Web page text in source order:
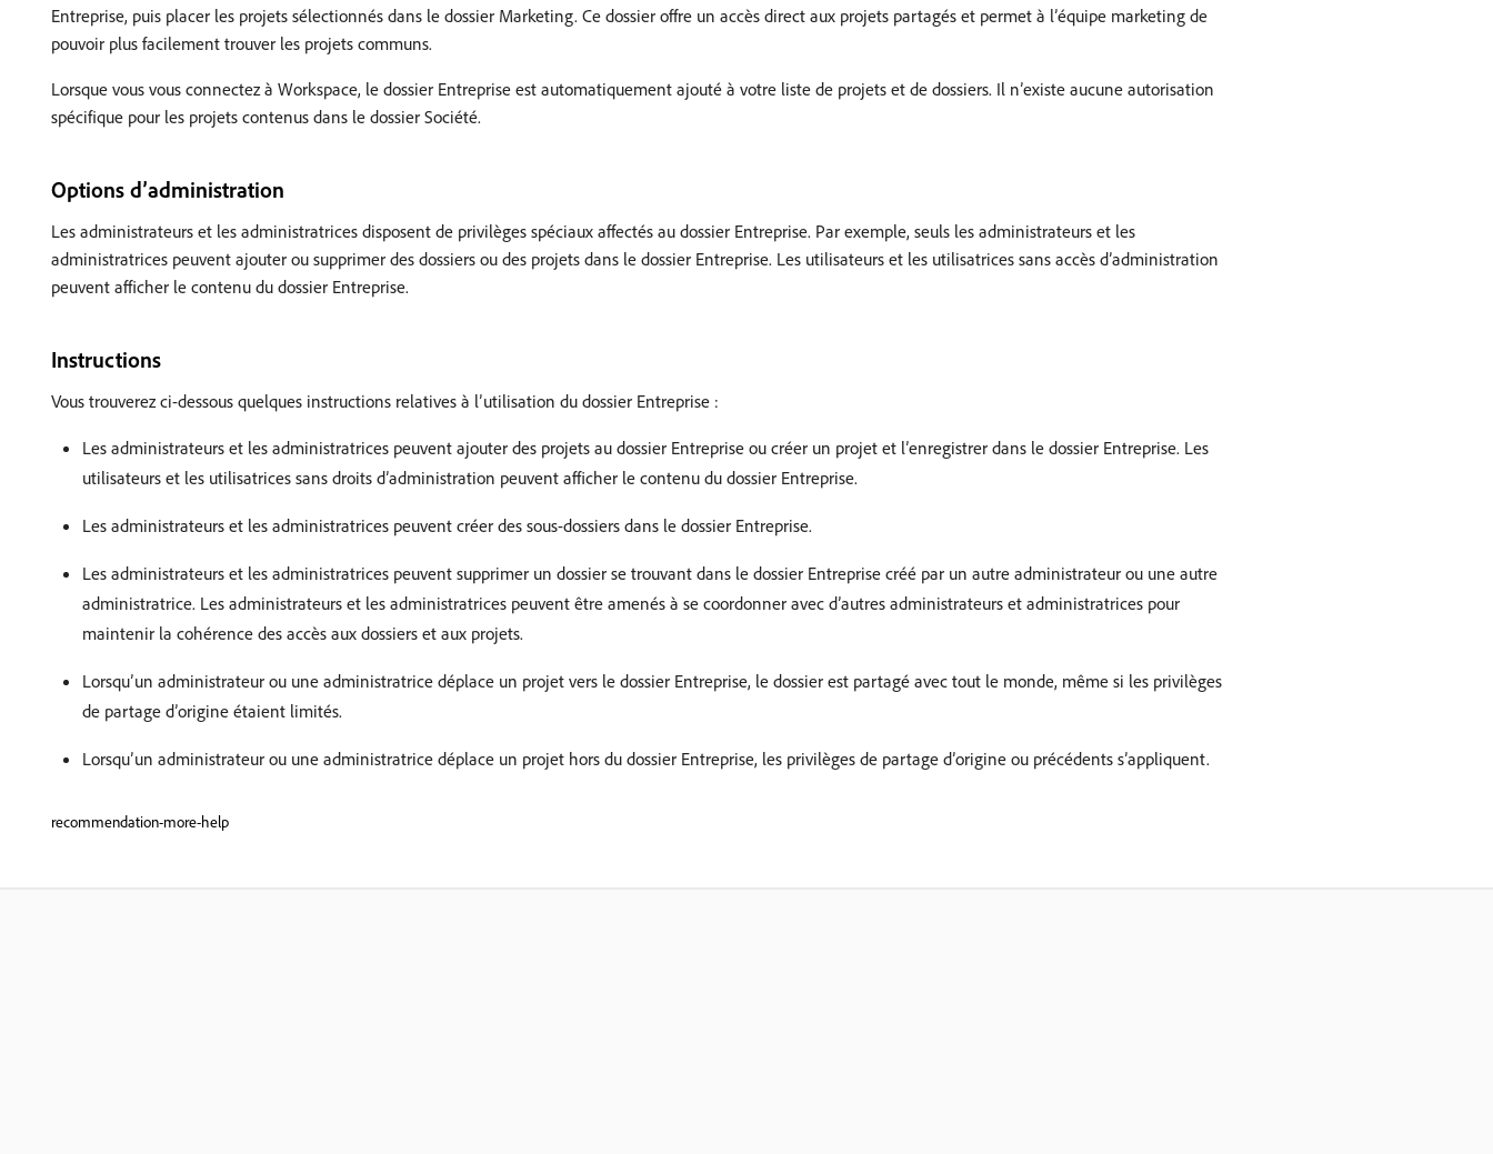
Entreprise, puis placer les projets sélectionnés dans le dossier Marketing. Ce dossier offre un accès direct aux projets partagés et permet à l’équipe marketing de
pouvoir plus facilement trouver les projets communs.
Lorsque vous vous connectez à Workspace, le dossier Entreprise est automatiquement ajouté à votre liste de projets et de dossiers. Il n’existe aucune autorisation
spécifique pour les projets contenus dans le dossier Société.
Options d’administration
Les administrateurs et les administratrices disposent de privilèges spéciaux affectés au dossier Entreprise. Par exemple, seuls les administrateurs et les
administratrices peuvent ajouter ou supprimer des dossiers ou des projets dans le dossier Entreprise. Les utilisateurs et les utilisatrices sans accès d’administration
peuvent afficher le contenu du dossier Entreprise.
Instructions
Vous trouverez ci-dessous quelques instructions relatives à l’utilisation du dossier Entreprise :
Les administrateurs et les administratrices peuvent ajouter des projets au dossier Entreprise ou créer un projet et l’enregistrer dans le dossier Entreprise. Les
utilisateurs et les utilisatrices sans droits d’administration peuvent afficher le contenu du dossier Entreprise.
Les administrateurs et les administratrices peuvent créer des sous-dossiers dans le dossier Entreprise.
Les administrateurs et les administratrices peuvent supprimer un dossier se trouvant dans le dossier Entreprise créé par un autre administrateur ou une autre
administratrice. Les administrateurs et les administratrices peuvent être amenés à se coordonner avec d’autres administrateurs et administratrices pour
maintenir la cohérence des accès aux dossiers et aux projets.
Lorsqu’un administrateur ou une administratrice déplace un projet vers le dossier Entreprise, le dossier est partagé avec tout le monde, même si les privilèges
de partage d’origine étaient limités.
Lorsqu’un administrateur ou une administratrice déplace un projet hors du dossier Entreprise, les privilèges de partage d’origine ou précédents s’appliquent.
recommendation-more-help